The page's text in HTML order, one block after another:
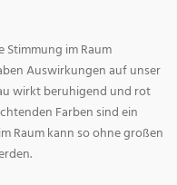
Stimmung im Raum
Auswirkungen auf unser
wirkt beruhigend und rot
Farben sind ein
Raum kann so ohne großen